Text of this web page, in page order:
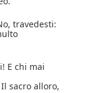
travedesti:
E chi mai
sacro alloro,